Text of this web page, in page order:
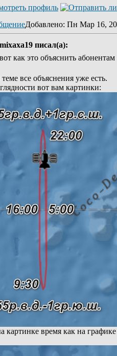
Добавлено: Пн Мар 16,
mixaxa19 писал(а):
вот как это объяснить
все объяснения уже есть.
вот вам картинки:
картинке время как на